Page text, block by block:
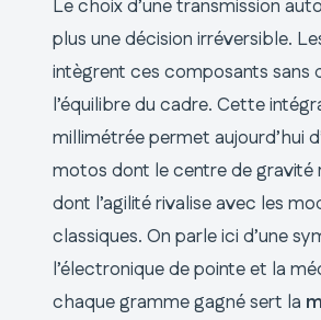
Le choix d’une transmission
plus une décision irréversible.
intègrent ces composants sans
l’équilibre du cadre. Cette
millimétrée permet aujourd’hui
motos dont le centre de gravité
dont l’agilité rivalise avec les
classiques. On parle ici d’une
l’électronique de pointe et la
chaque gramme gagné sert la